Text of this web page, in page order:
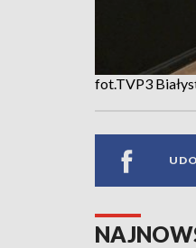
fot.TVP3